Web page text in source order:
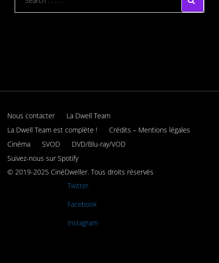
Nous contacter
La Dwell Team
La Dwell Team est complète !
Crédits – Mentions légales
Cinéma
SVOD
DVD/Blu-ray/VOD
Suivez-nous sur Spotify
© 2019-2025 CinéDweller. Tous droits réservés
Twitter.
Facebook
Instagram